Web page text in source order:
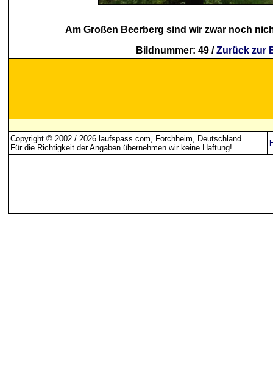
Am Großen Beerberg sind wir zwar noch
Bildnummer: 49 /Zurück zur
Copyright © 2002 / 2026 laufspass.com, Forchheim, Deutschland
Für die Richtigkeit der Angaben übernehmen wir keine Haftung!